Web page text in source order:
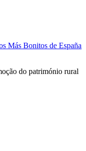
Más Bonitos de España
do património rural